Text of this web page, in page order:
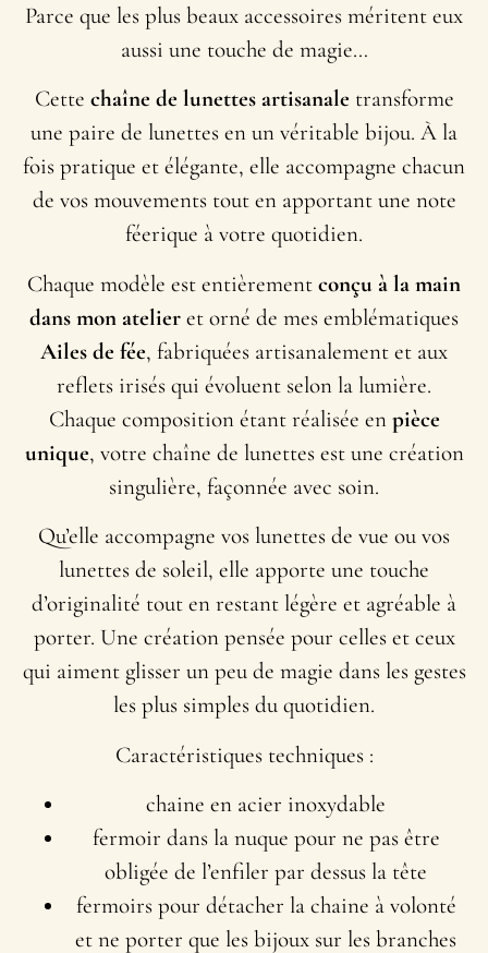
Parce que les plus beaux accessoires méritent eux
aussi une touche de magie…
Cette chaîne de lunettes artisanale transforme
une paire de lunettes en un véritable bijou. À la
fois pratique et élégante, elle accompagne chacun
de vos mouvements tout en apportant une note
féerique à votre quotidien.
Chaque modèle est entièrement conçu à la main
dans mon atelier et orné de mes emblématiques
Ailes de fée, fabriquées artisanalement et aux
reflets irisés qui évoluent selon la lumière.
Chaque composition étant réalisée en pièce
unique, votre chaîne de lunettes est une création
singulière, façonnée avec soin.
Qu’elle accompagne vos lunettes de vue ou vos
lunettes de soleil, elle apporte une touche
d’originalité tout en restant légère et agréable à
porter. Une création pensée pour celles et ceux
qui aiment glisser un peu de magie dans les gestes
les plus simples du quotidien.
Caractéristiques techniques :
chaine en acier inoxydable
fermoir dans la nuque pour ne pas être
obligée de l’enfiler par dessus la tête
fermoirs pour détacher la chaine à volonté
et ne porter que les bijoux sur les branches